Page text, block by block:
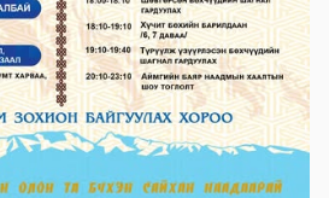
Даргын Тамгын
дахь Төрийн цахим